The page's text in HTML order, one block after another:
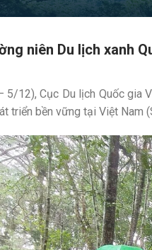
niên Du lịch xanh
5/12), Cục Du lịch Quốc gia
triển bền vững tại Việt Nam